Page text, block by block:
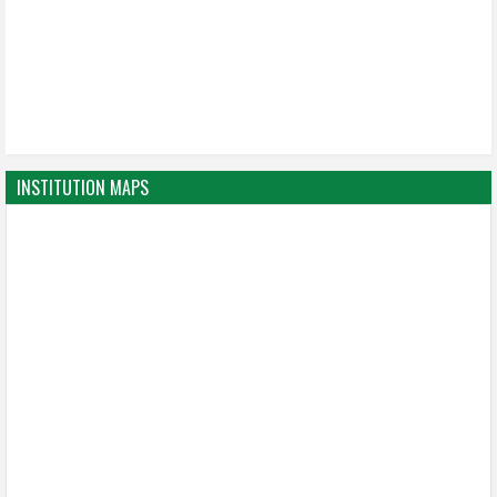
INSTITUTION MAPS